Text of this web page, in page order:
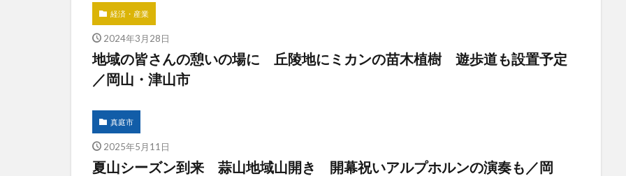
経済・産業
2024年3月28日
地域の皆さんの憩いの場に 丘陵地にミカンの苗木植樹 遊歩道も設置予定
／岡山・津山市
真庭市
2025年5月11日
夏山シーズン到来 蒜山地域山開き 開幕祝いアルプホルンの演奏も／岡